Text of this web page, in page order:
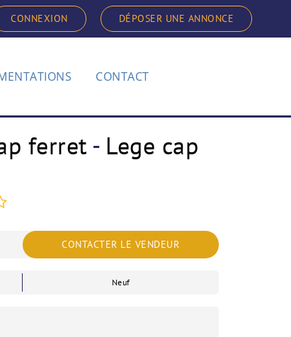
DÉPOSER UNE ANNONCE
CONNEXION
CONTACT
ferret -Lege cap
CONTACTER LE VENDEUR
Neuf